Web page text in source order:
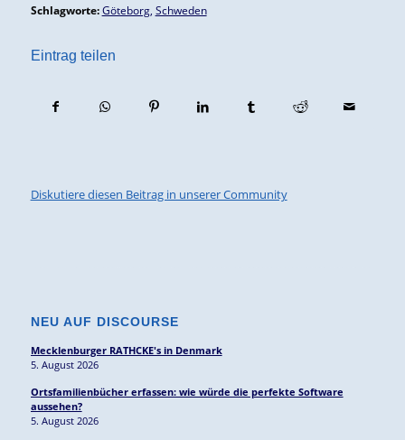
Schlagworte: Göteborg, Schweden
Eintrag teilen
Diskutiere diesen Beitrag in unserer Community
NEU AUF DISCOURSE
Mecklenburger RATHCKE's in Denmark
5. August 2026
Ortsfamilienbücher erfassen: wie würde die perfekte Software
aussehen?
5. August 2026